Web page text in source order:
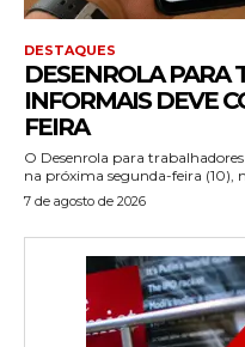
DESTAQUES
DESENROLA PARA
INFORMAIS DEVE
FEIRA
O Desenrola para
na próxima segunda-feira (10),
7 de agosto de 2026